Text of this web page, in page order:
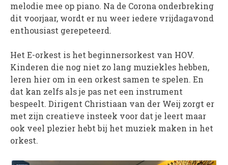
melodie mee op piano. Na de Corona onderbreking
dit voorjaar, wordt er nu weer iedere vrijdagavond
enthousiast gerepeteerd.
Het E-orkest is het beginnersorkest van HOV.
Kinderen die nog niet zo lang muziekles hebben,
leren hier om in een orkest samen te spelen. En
dat kan zelfs als je pas net een instrument
bespeelt. Dirigent Christiaan van der Weij zorgt er
met zijn creatieve insteek voor dat je leert maar
ook veel plezier hebt bij het muziek maken in het
orkest.